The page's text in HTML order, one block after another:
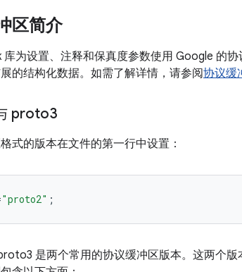
区简介
库为设置、注释和保真度参数使用 Google 的
的结构化数据。如需了解详情，请参阅协议缓
proto3
式的版本在文件的第一行中设置：
"proto2" ;
是两个常用的协议缓冲区版本。这两个